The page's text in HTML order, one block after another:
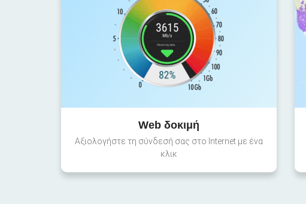
Web δοκιμή
Αξιολογήστε τη σύνδεσή σας στο Internet με ένα
κλικ